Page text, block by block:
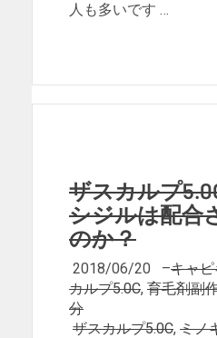
人も多いです …
ザスカルプ
シジルは配合
のか？
2018/06/20 –キャ
カルプ5.0C, 育毛剤副
分
ザスカルプ5.0C, ミノ